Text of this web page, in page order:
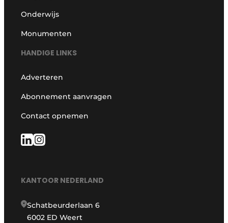
Onderwijs
Monumenten
HANDIGE LINKS
Adverteren
Abonnement aanvragen
Contact opnemen
KANTOOR NEDERLAND
Schatbeurderlaan 6
6002 ED Weert